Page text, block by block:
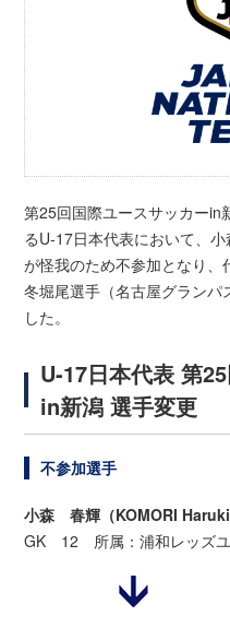
第25回国際ユースサッカーin
るU-17日本代表において、小
が怪我のため不参加となり
冬堀尾選手（名古屋グランパ
した。
U-17日本代表 第
in新潟 選手変更
不参加選手
小森 春輝（KOMORI Haruki
GK 12 所属：浦和レッズ